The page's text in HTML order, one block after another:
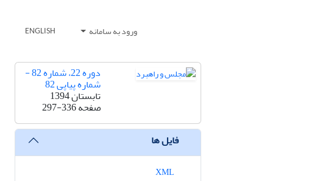
ورود به سامانه ENGLISH
دوره 22، شماره 82 -
شماره پیاپی 82
تابستان 1394
صفحه297-336
فایل ها